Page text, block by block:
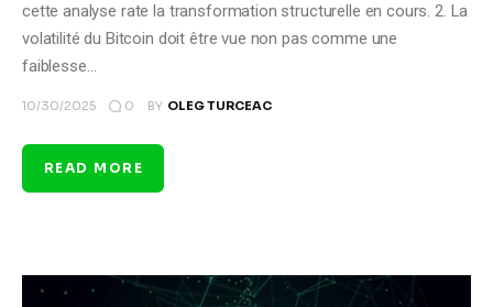
cette analyse rate la transformation structurelle en cours. 2. La
volatilité du Bitcoin doit être vue non pas comme une
faiblesse…
10/30/2025 0 BY OLEG TURCEAC
READ MORE